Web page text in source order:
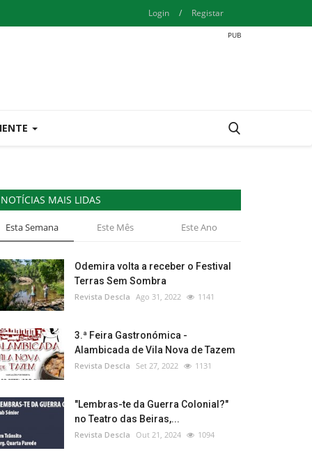
Login / Registar
NOTÍCIAS MAIS LIDAS
Esta Semana Este Mês Este Ano
Odemira volta a receber o Festival
Terras Sem Sombra
Revista Descla Ago 31, 2022 1141
3.ª Feira Gastronómica -
Alambicada de Vila Nova de Tazem
Revista Descla Set 27, 2022 1131
"Lembras-te da Guerra Colonial?"
no Teatro das Beiras,...
Revista Descla Out 21, 2024 1094